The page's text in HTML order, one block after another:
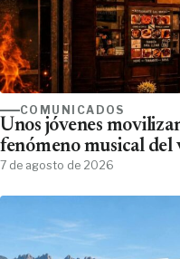
COMUNICADOS
Unos jóvenes
fenómeno musical del
7 de agosto de 2026